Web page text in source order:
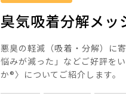
臭気吸着分解メッ
悪臭の軽減（吸着・分解）に
悩みが減った」などご好評を
か®〉についてご紹介します。